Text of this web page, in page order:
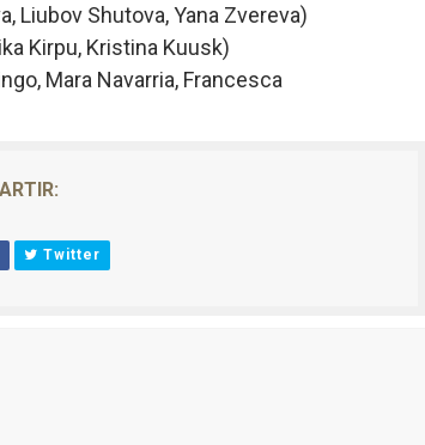
Liubov Shutova,Yana Zvereva)
Kirpu, Kristina Kuusk)
Mara Navarria, Francesca
Twitter